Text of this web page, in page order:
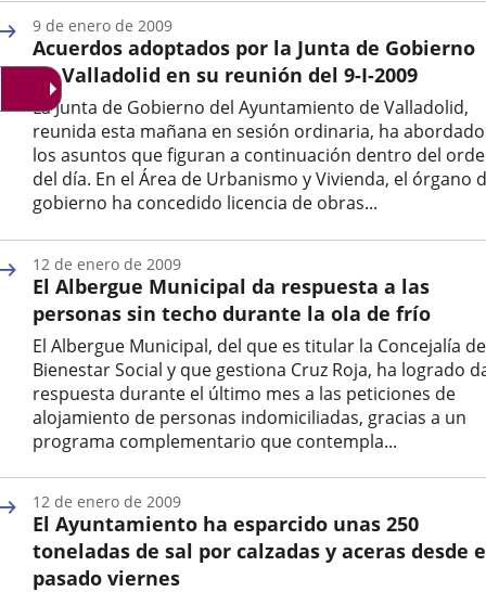
la
noticia
Acuerdos adoptados por la Junta de Gobierno
de Valladolid en su reunión del 9-I-2009
La Junta de Gobierno del Ayuntamiento de Valladolid,
reunida esta mañana en sesión ordinaria, ha abordado
los asuntos que figuran a continuación dentro del
del día. En el Área de Urbanismo y Vivienda, el órgano
gobierno ha concedido licencia de obras...
la
noticia
9 de enero de 2009
El Albergue Municipal da respuesta a las
personas sin techo durante la ola de frío
El Albergue Municipal, del que es titular la Concejalía de
Bienestar Social y que gestiona Cruz Roja, ha logrado
respuesta durante el último mes a las peticiones de
alojamiento de personas indomiciliadas, gracias a un
programa complementario que contempla...
la
noticia
12 de enero de 2009
El Ayuntamiento ha esparcido unas 250
toneladas de sal por calzadas y aceras desde
pasado viernes
12 de enero de 2009